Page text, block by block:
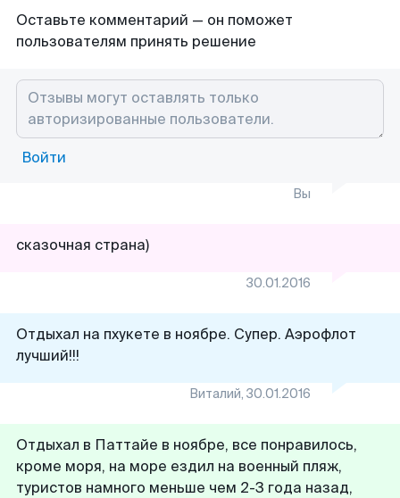
Оставьте комментарий — он поможет
пользователям принять решение
Войти
Вы
сказочная страна)
30.01.2016
Отдыхал на пхукете в ноябре. Супер. Аэрофлот
лучший!!!
Виталий, 30.01.2016
Отдыхал в Паттайе в ноябре, все понравилось,
кроме моря, на море ездил на военный пляж,
туристов намного меньше чем 2-3 года назад,